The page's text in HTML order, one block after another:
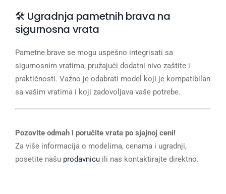
🛠️ Ugradnja pametnih brava na
sigurnosna vrata
Pametne brave se mogu uspešno integrisati sa
sigurnosnim vratima, pružajući dodatni nivo zaštite i
praktičnosti. Važno je odabrati model koji je kompatibilan
sa vašim vratima i koji zadovoljava vaše potrebe.
Pozovite odmah i poručite vrata po sjajnoj ceni!
Za više informacija o modelima, cenama i ugradnji,
posetite našu prodavnicuili nas kontaktirajte direktno.